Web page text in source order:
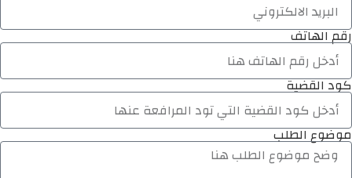
رقم الهاتف
كود القضية
موضوع الطلب